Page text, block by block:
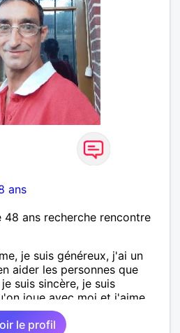
ans
ans recherche rencontre
je suis généreux, j'ai un
aider les personnes que
suis sincère, je suis
joue avec moi et j'aime
cherche une relation
le profil